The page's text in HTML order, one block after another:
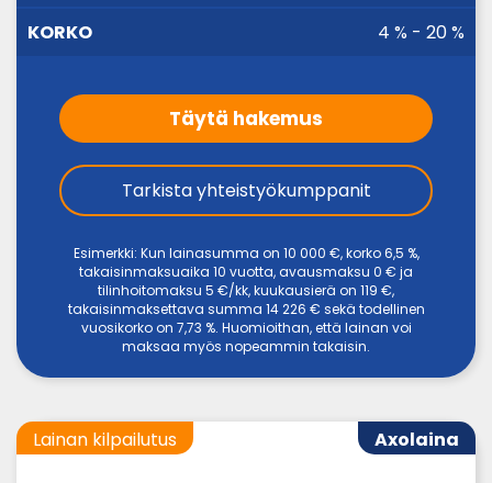
4 % - 20 %
Täytä hakemus
Tarkista yhteistyökumppanit
Esimerkki: Kun lainasumma on 10 000 €, korko 6,5 %,
takaisinmaksuaika 10 vuotta, avausmaksu 0 € ja
tilinhoitomaksu 5 €/kk, kuukausierä on 119 €,
takaisinmaksettava summa 14 226 € sekä todellinen
vuosikorko on 7,73 %. Huomioithan, että lainan voi
maksaa myös nopeammin takaisin.
Axolaina
Lainan kilpailutus